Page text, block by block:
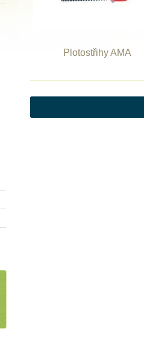
Plotostřihy AMA